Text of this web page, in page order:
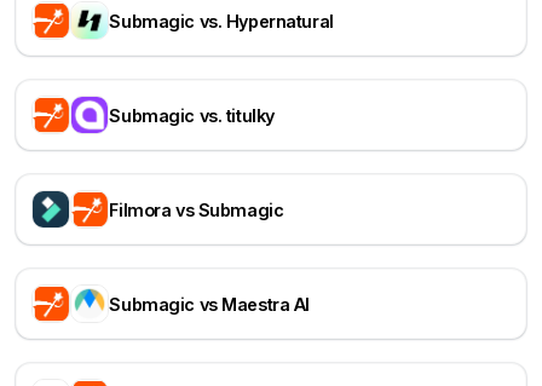
Submagic vs. Hypernatural
Submagic vs. titulky
Filmora vs Submagic
Submagic vs Maestra AI